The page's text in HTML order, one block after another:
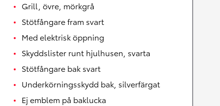
Grill, övre, mörkgrå
Stötfångare fram svart
Med elektrisk öppning
Skyddslister runt hjulhusen, svarta
Stötfångare bak svart
Underkörningsskydd bak, silverfärgat
Ej emblem på baklucka